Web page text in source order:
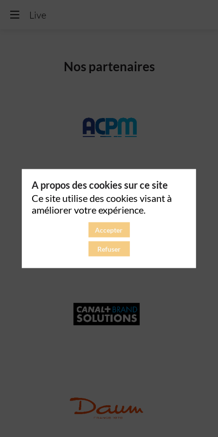
Live
Nos partenaires
A propos des cookies sur ce site
Ce site utilise des cookies visant à
améliorer votre expérience.
Accepter
Refuser